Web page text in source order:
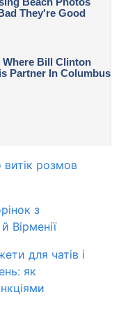
розмов
з
Вірменії
для чатів і
як